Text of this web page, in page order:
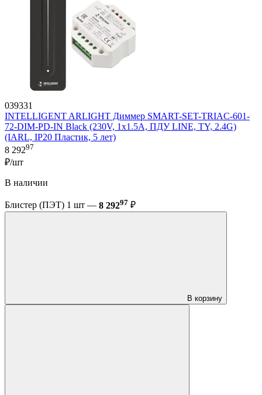
039331
INTELLIGENT ARLIGHT Диммер SMART-SET-TRIAC-601-
72-DIM-PD-IN Black (230V, 1x1.5A, ПДУ LINE, TY, 2.4G)
(IARL, IP20 Пластик, 5 лет)
8 29297
₽/шт
В наличии
Блистер (ПЭТ) 1 шт — 8 29297 ₽
В корзину